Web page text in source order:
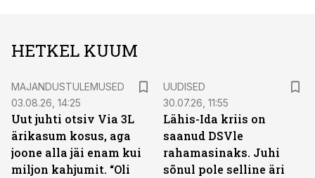
HETKEL KUUM
MAJANDUSTULEMUSED
03.08.26, 14:25
Uut juhti otsiv Via 3L
ärikasum kosus, aga
joone alla jäi enam kui
miljon kahjumit. “Oli
UUDISED
30.07.26, 11:55
Lähis-Ida kriis on
saanud DSVle
rahamasinaks. Juhi
sõnul pole selline äri